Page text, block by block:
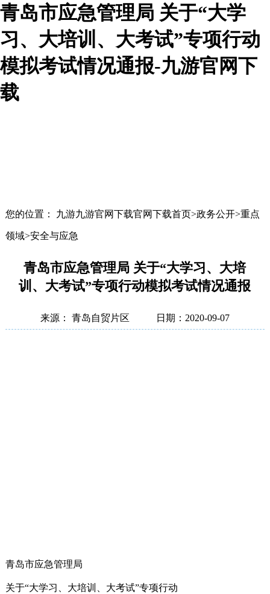
青岛市应急管理局 关于“大学
习、大培训、大考试”专项行动
模拟考试情况通报-九游官网下
载
您的位置： 九游九游官网下载官网下载首页>政务公开>重点
领域>安全与应急
青岛市应急管理局 关于“大学习、大培
训、大考试”专项行动模拟考试情况通报
来源： 青岛自贸片区 日期：2020-09-07
青岛市应急管理局
关于“大学习、大培训、大考试”专项行动